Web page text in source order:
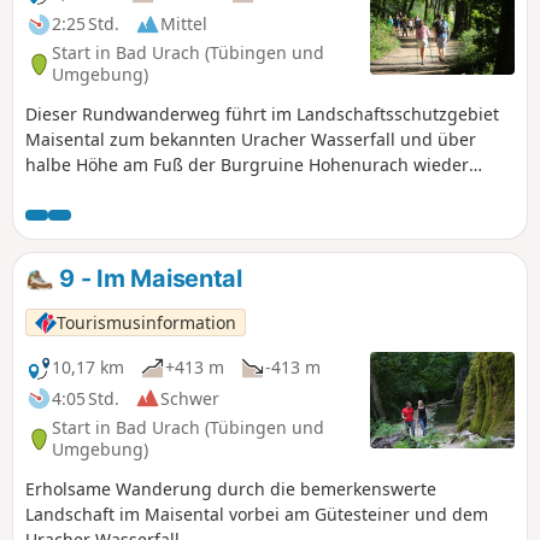
2:25 Std.
Mittel
Start in Bad Urach (Tübingen und
Umgebung)
Dieser Rundwanderweg führt im Landschaftsschutzgebiet
Maisental zum bekannten Uracher Wasserfall und über
halbe Höhe am Fuß der Burgruine Hohenurach wieder
9 - Im Maisental
Tourismusinformation
10,17 km
+413 m
-413 m
4:05 Std.
Schwer
Start in Bad Urach (Tübingen und
Umgebung)
Erholsame Wanderung durch die bemerkenswerte
Landschaft im Maisental vorbei am Gütesteiner und dem